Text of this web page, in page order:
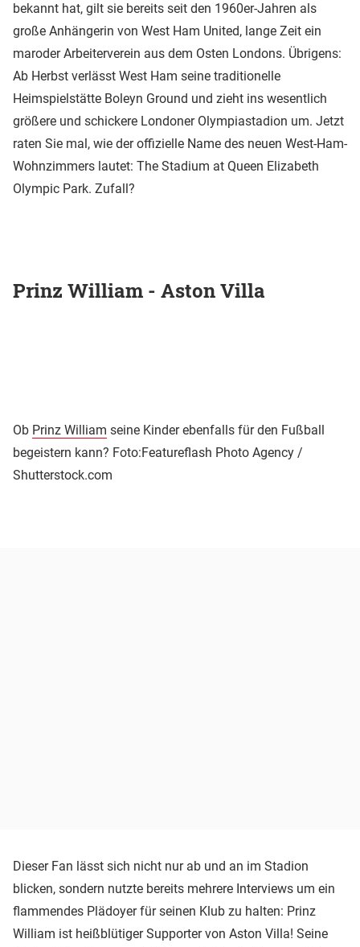
bekannt hat, gilt sie bereits seit den 1960er-Jahren als
große Anhängerin von West Ham United, lange Zeit ein
maroder Arbeiterverein aus dem Osten Londons. Übrigens:
Ab Herbst verlässt West Ham seine traditionelle
Heimspielstätte Boleyn Ground und zieht ins wesentlich
größere und schickere Londoner Olympiastadion um. Jetzt
raten Sie mal, wie der offizielle Name des neuen West-Ham-
Wohnzimmers lautet: The Stadium at Queen Elizabeth
Olympic Park. Zufall?
Prinz William - Aston Villa
Ob Prinz William seine Kinder ebenfalls für den Fußball
begeistern kann? Foto:Featureflash Photo Agency /
Shutterstock.com
Dieser Fan lässt sich nicht nur ab und an im Stadion
blicken, sondern nutzte bereits mehrere Interviews um ein
flammendes Plädoyer für seinen Klub zu halten: Prinz
William ist heißblütiger Supporter von Aston Villa! Seine